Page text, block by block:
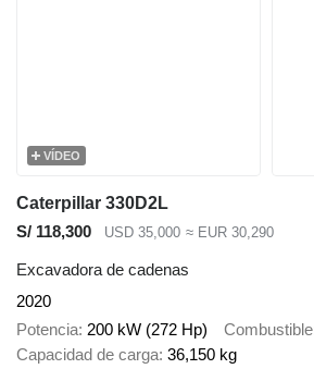
VÍDEO
Caterpillar 330D2L
S/ 118,300
USD 35,000 ≈ EUR 30,290
Excavadora de cadenas
2020
Potencia 200 kW (272 Hp) Combustible
Capacidad de carga 36,150 kg